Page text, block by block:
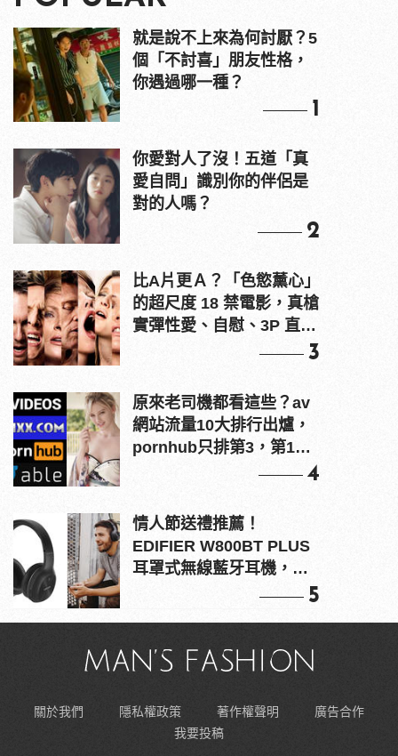
就是說不上來為何討厭？5
個「不討喜」朋友性格，
你遇過哪一種？
1
你愛對人了沒！五道「真
愛自問」識別你的伴侶是
對的人嗎？
2
比A片更Ａ？「色慾薰心」
的超尺度 18 禁電影，真槍
實彈性愛、自慰、3P 直接
3
原來老司機都看這些？av
網站流量10大排行出爐，
pornhub只排第3，第1名
4
情人節送禮推薦！
EDIFIER W800BT PLUS
耳罩式無線藍牙耳機，在
5
關於我們 隱私權政策 著作權聲明
廣告合作
我要投稿